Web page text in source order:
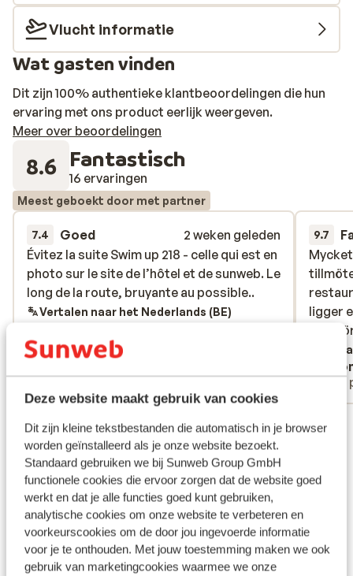
Deze website maakt gebruik van cookies
Dit zijn kleine tekstbestanden die automatisch in je browser
worden geïnstalleerd als je onze website bezoekt.
Standaard gebruiken we bij Sunweb Group GmbH
functionele cookies die ervoor zorgen dat de website goed
werkt en dat je alle functies goed kunt gebruiken,
analytische cookies om onze website te verbeteren en
voorkeurscookies om de door jou ingevoerde informatie
voor je te onthouden. Met jouw toestemming maken we ook
gebruik van marketingcookies waarmee we onze
Vlucht informatie
Wat gasten vinden
Dit zijn 100% authentieke klantbeoordelingen die hun
ervaring met ons product eerlijk weergeven.
Meer over beoordelingen
8.6 Fantastisch
16 ervaringen
Meest geboekt door met partner
7.4 Goed
2 weken geleden
Évitez la suite Swim up 218 - celle qui est en
photo sur le site de l’hôtel et de sunweb. Le
long de la route, bruyante au possible..
Évitez la suite Swim up 218 - celle qui est en
photo sur le site de l’hôtel et de sunweb. Le
long de la route, bruyante au possible..
Vertalen naar het Nederlands (BE)
9.7
ligger
ligger
Bekijk alle 16 ervaringen
Ligging
Bekijk op kaart